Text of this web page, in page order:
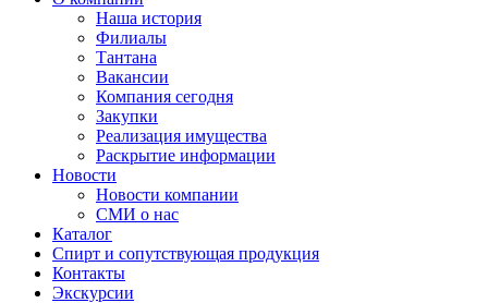
Наша история
Филиалы
Тантана
Вакансии
Компания сегодня
Закупки
Реализация имущества
Раскрытие информации
Новости
Новости компании
СМИ о нас
Каталог
Спирт и сопутствующая продукция
Контакты
Экскурсии